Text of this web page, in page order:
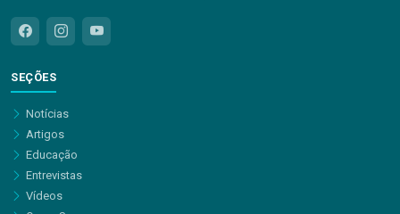
SEÇÕES
Notícias
Artigos
Educação
Entrevistas
Vídeos